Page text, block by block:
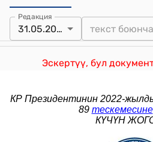
Редакция
31.05.2022
Эскертүү, бул